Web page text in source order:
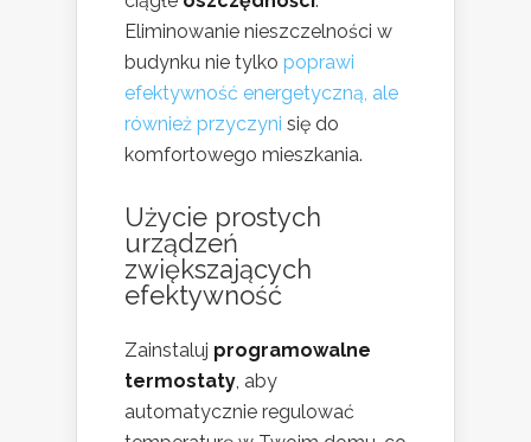
Eliminowanie nieszczelności w
budynku nie tylko poprawi
efektywność energetyczną, ale
również przyczyni się do
komfortowego mieszkania.
Użycie prostych
urządzeń
zwiększających
efektywność
Zainstaluj programowalne
termostaty , aby
automatycznie regulować